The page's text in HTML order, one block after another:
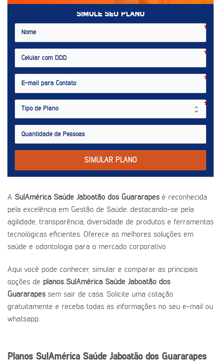
SIMULE SEU PLANO
SIMULAR PLANO
A SulAmérica Saúde Jaboatão dos Guararapesé reconhecida
pela excelência em Gestão de Saúde, destacando-se pela
agilidade, transparência, diversidade de produtos e ferramentas
tecnológicas eficientes. Oferece as melhores soluções em
saúde e odontologia para o mercado corporativo.
Aqui você pode conhecer, simular e comparar as principais
opções de planos SulAmérica Saúde Jaboatão dos
Guararapes sem sair de casa. Solicite uma cotação
gratuitamente e receba todas as informações no seu e-mail ou
whatsapp.
Planos SulAmérica Saúde Jaboatão dos Guararapes